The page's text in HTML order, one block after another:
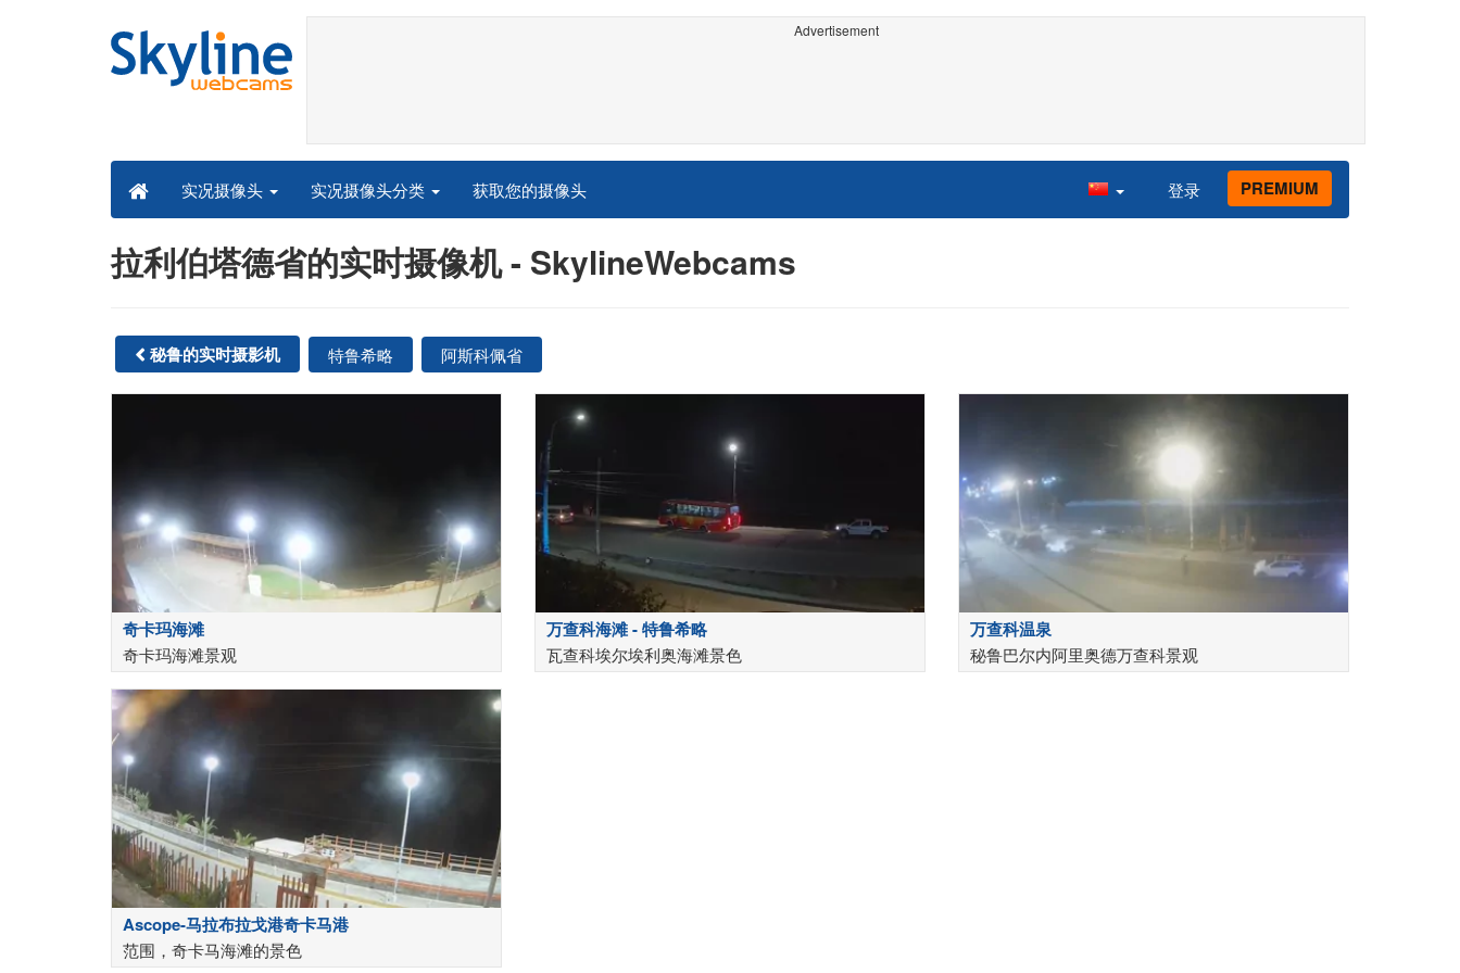
Advertisement
实况摄像头 实况摄像头分类 获取您的摄像头 登录 PREMIUM
拉利伯塔德省的实时摄像机 - SkylineWebcams
秘鲁的实时摄影机 特鲁希略 阿斯科佩省
奇卡玛海滩
奇卡玛海滩景观
万查科海滩 - 特鲁希略
瓦查科埃尔埃利奥海滩景色
万查科温泉
秘鲁巴尔内阿里奥德万查科景观
Ascope-马拉布拉戈港奇卡马港
范围，奇卡马海滩的景色